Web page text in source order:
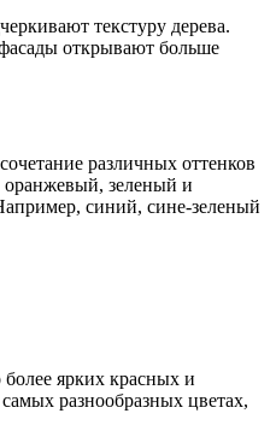
текстуру дерева.
открывают больше
различных оттенков
оранжевый, зеленый и
синий, сине-зеленый
ярких красных и
разнообразных цветах,